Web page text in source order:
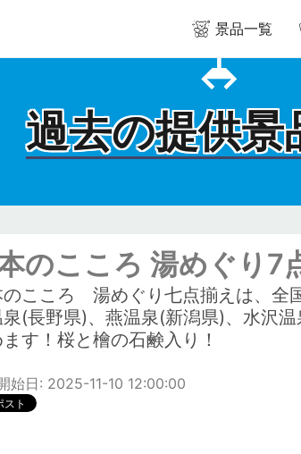
景品一覧
過去の提供景
のこころ 湯めぐり7
のこころ 湯めぐり七点揃えは、全
(長野県)、燕温泉(新潟県)、水沢
ます！桜と檜の石鹸入り！
始日: 2025-11-10 12:00:00